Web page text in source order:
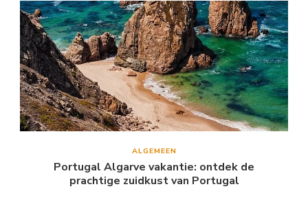
ALGEMEEN
Portugal Algarve vakantie: ontdek de
prachtige zuidkust van Portugal